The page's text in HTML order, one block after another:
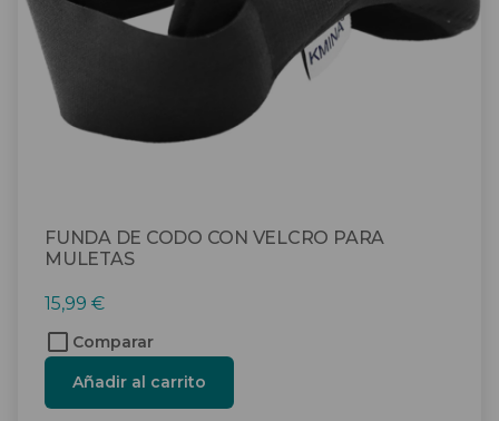
FUNDA DE CODO CON VELCRO PARA
MULETAS
15,99 €
Comparar
Añadir al carrito